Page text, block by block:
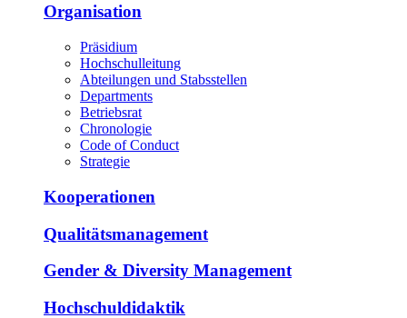
Organisation
Präsidium
Hochschulleitung
Abteilungen und Stabsstellen
Departments
Betriebsrat
Chronologie
Code of Conduct
Strategie
Kooperationen
Qualitätsmanagement
Gender & Diversity Management
Hochschuldidaktik